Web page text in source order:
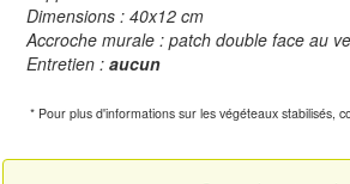
Dimensions : 40x12 cm
Accroche murale : patch double face au
Entretien : aucun
* Pour plus d'informations sur les végéteaux stabilisés,